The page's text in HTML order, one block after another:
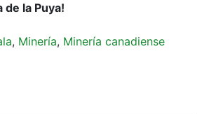
de la Puya!
, Minería, Minería canadiense